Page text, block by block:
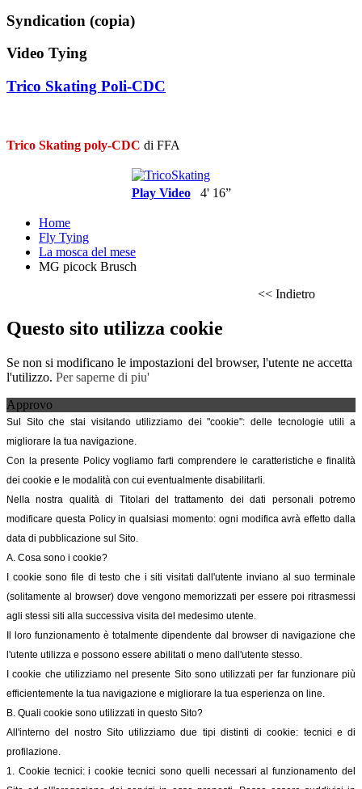
Syndication (copia)
Video Tying
Trico Skating Poli-CDC
Trico Skating poly-CDC di FFA
Play Video 4' 16”
Home
Fly Tying
La mosca del mese
MG picock Brusch
<< Indietro
Questo sito utilizza cookie
Se non si modificano le impostazioni del browser, l'utente ne accetta
l'utilizzo. Per saperne di piu'
Approvo
Sul Sito che stai visitando utilizziamo dei "cookie": delle tecnologie utili a
migliorare la tua navigazione.
Con la presente Policy vogliamo farti comprendere le caratteristiche e finalità
dei cookie e le modalità con cui eventualmente disabilitarli.
Nella nostra qualità di Titolari del trattamento dei dati personali potremo
modificare questa Policy in qualsiasi momento: ogni modifica avrà effetto dalla
data di pubblicazione sul Sito.
A. Cosa sono i cookie?
I cookie sono file di testo che i siti visitati dall'utente inviano al suo terminale
(solitamente al browser) dove vengono memorizzati per essere poi ritrasmessi
agli stessi siti alla successiva visita del medesimo utente.
Il loro funzionamento è totalmente dipendente dal browser di navigazione che
l'utente utilizza e possono essere abilitati o meno dall'utente stesso.
I cookie che utilizziamo nel presente Sito sono utilizzati per far funzionare più
efficientemente la tua navigazione e migliorare la tua esperienza on line.
B. Quali cookie sono utilizzati in questo Sito?
All'interno del nostro Sito utilizziamo due tipi distinti di cookie: tecnici e di
profilazione.
1. Cookie tecnici: i cookie tecnici sono quelli necessari al funzionamento del